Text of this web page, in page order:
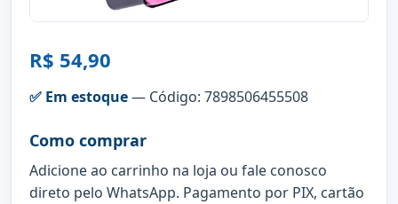
R$ 54,90
✅ Em estoque— Código: 7898506455508
Como comprar
Adicione ao carrinho na loja ou fale conosco
direto pelo WhatsApp. Pagamento por PIX, cartão